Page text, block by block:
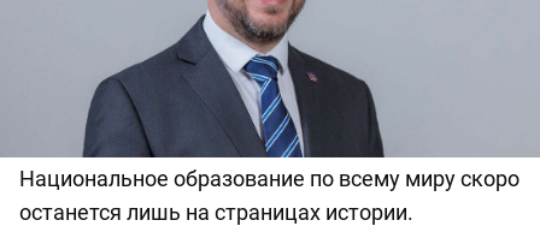
Национальное образование по всему миру скоро
останется лишь на страницах истории.